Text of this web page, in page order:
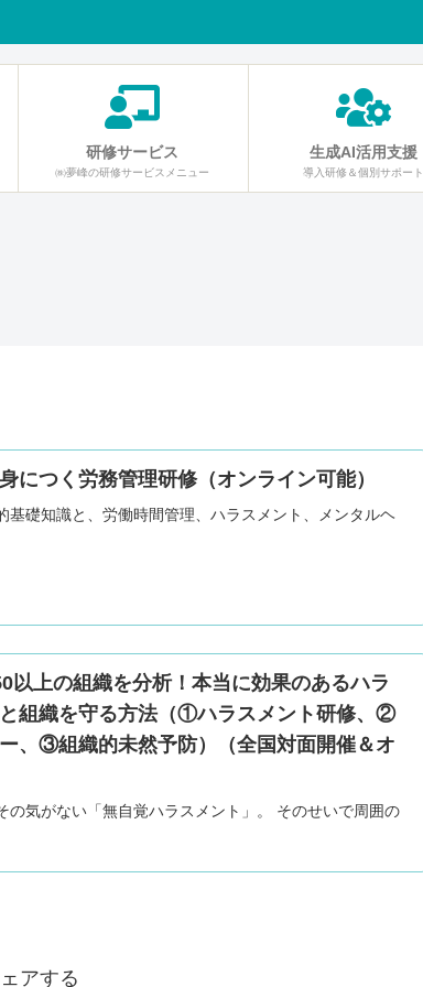
研修サービス
㈱夢峰の研修サービスメニュー
生成AI活用支援
導入研修＆個別サポート
につく労務管理研修（オンライン可能）
基礎知識と、労働時間管理、ハラスメント、メンタルヘ
以上の組織を分析！本当に効果のあるハラ
組織を守る方法（①ハラスメント研修、②
、③組織的未然予防）（全国対面開催＆オ
の気がない「無自覚ハラスメント」。 そのせいで周囲の
アする